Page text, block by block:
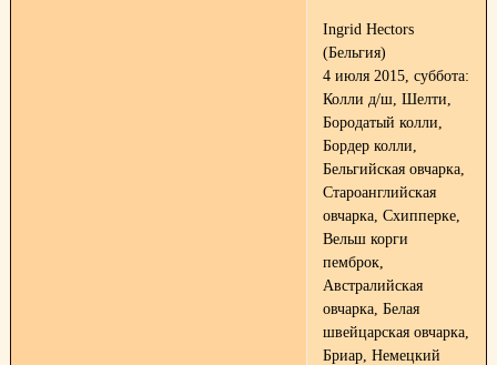
Ingrid Hectors
(Бельгия)
4 июля 2015, суббота:
Колли д/ш, Шелти,
Бородатый колли,
Бордер колли,
Бельгийская овчарка,
Староанглийская
овчарка, Схипперке,
Вельш корги
пемброк,
Австралийская
овчарка, Белая
швейцарская овчарка,
Бриар, Немецкий